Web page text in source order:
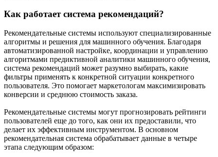
Как работает система рекомендаций?
Рекомендательные системы используют специализированные
алгоритмы и решения для машинного обучения. Благодаря
автоматизированной настройке, координации и управлению
алгоритмами предиктивной аналитики машинного обучения,
система рекомендаций может разумно выбирать, какие
фильтры применять к конкретной ситуации конкретного
пользователя. Это помогает маркетологам максимизировать
конверсии и среднюю стоимость заказа.
Рекомендательные системы могут прогнозировать рейтинги
пользователей еще до того, как они их предоставили, что
делает их эффективным инструментом. В основном
рекомендательная система обрабатывает данные в четыре
этапа следующим образом: